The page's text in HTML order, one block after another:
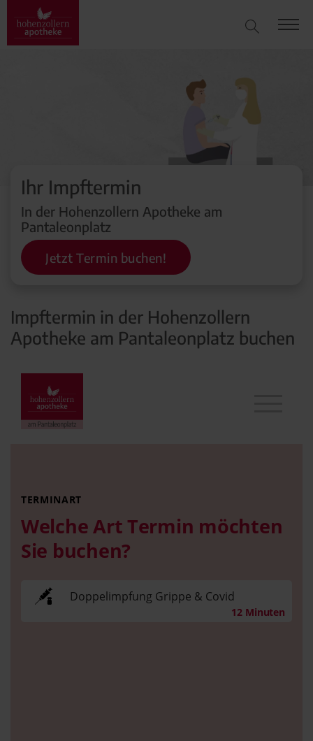
Ihr Impftermin
In der Hohenzollern Apotheke am
Pantaleonplatz
Jetzt Termin buchen!
Impftermin in der Hohenzollern
Apotheke am Pantaleonplatz buchen